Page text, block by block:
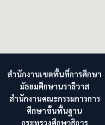
สำนักงานเขตพื้นที่การศึกษา
มัธยมศึกษานราธิวาส
สำนักงานคณะกรรมการการ
ศึกษาขั้นพื้นฐาน
กระทรวงศึกษาธิการ